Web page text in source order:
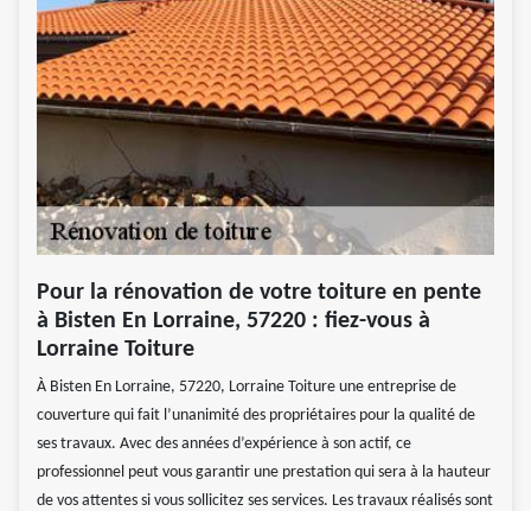
Pour la rénovation de votre toiture en pente
à Bisten En Lorraine, 57220 : fiez-vous à
Lorraine Toiture
À Bisten En Lorraine, 57220, Lorraine Toiture une entreprise de
couverture qui fait l’unanimité des propriétaires pour la qualité de
ses travaux. Avec des années d’expérience à son actif, ce
professionnel peut vous garantir une prestation qui sera à la hauteur
de vos attentes si vous sollicitez ses services. Les travaux réalisés sont